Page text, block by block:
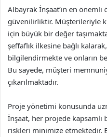
Albayrak İnşaat’ın en
güvenilirliktir. Müşterileriyle
için büyük bir değer
şeffaflık ilkesine bağlı
bilgilendirmekte ve onların
Bu sayede, müşteri
çıkarılmaktadır.
Proje yönetimi konusunda
İnşaat, her projede kapsamlı
riskleri minimize etmektedir.